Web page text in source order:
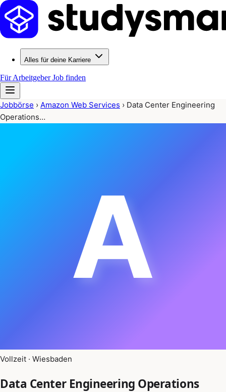
Alles für deine Karriere
Für ArbeitgeberJob finden
Jobbörse › Amazon Web Services › Data Center Engineering
Operations…
A
Vollzeit · Wiesbaden
Data Center Engineering Operations